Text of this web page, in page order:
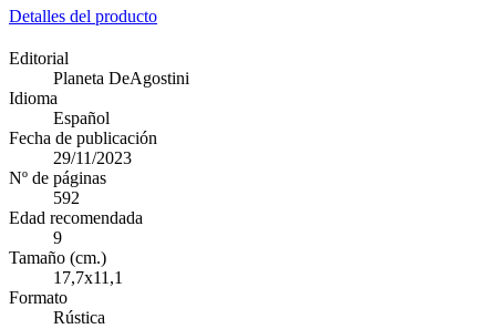
Detalles del producto
Editorial
Planeta DeAgostini
Idioma
Español
Fecha de publicación
29/11/2023
Nº de páginas
592
Edad recomendada
9
Tamaño (cm.)
17,7x11,1
Formato
Rústica